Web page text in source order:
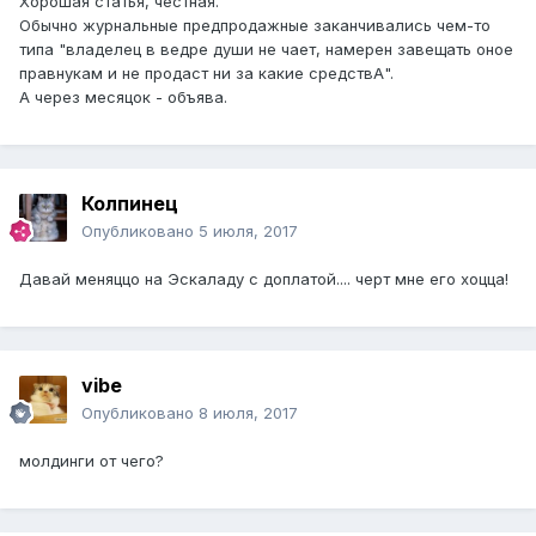
Обычно журнальные предпродажные заканчивались чем-то
типа "владелец в ведре души не чает, намерен завещать оное
правнукам и не продаст ни за какие средствА".
А через месяцок - объява.
Колпинец
Опубликовано 5 июля, 2017
Давай меняццо на Эскаладу с доплатой.... черт мне его хоцца!
vibe
Опубликовано 8 июля, 2017
молдинги от чего?